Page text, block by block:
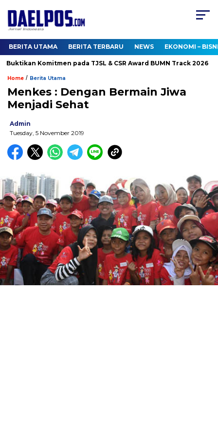
BERITA UTAMA BERITA TERBARU NEWS EKONOMI –
Komitmen pada TJSL & CSR Award BUMN Track 2026
Home / Berita Utama
Menkes : Dengan Bermain Jiwa
Menjadi Sehat
Admin
Tuesday, 5 November 2019